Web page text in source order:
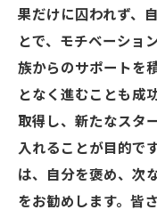
果だけに囚われず、
とで、モチベーショ
族からのサポートを
となく進むことも成
取得し、新たなスタ
入れることが目的で
は、自分を褒め、次
をお勧めします。皆